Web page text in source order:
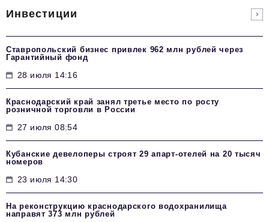
Инвестиции
Ставропольский бизнес привлек 962 млн рублей через
Гарантийный фонд
28 июля 14:16
Краснодарский край занял третье место по росту
розничной торговли в России
27 июля 08:54
Кубанские девелоперы строят 29 апарт-отелей на 20 тысяч
номеров
23 июля 14:30
На реконструкцию краснодарского водохранилища
направят 373 млн рублей